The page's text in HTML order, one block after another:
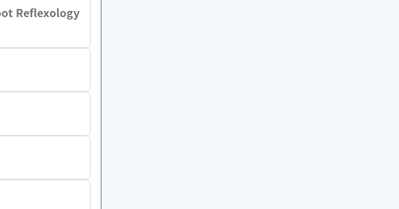
Reflexology